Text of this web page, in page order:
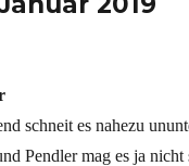
schneit es nahezu
Pendler mag es ja nicht